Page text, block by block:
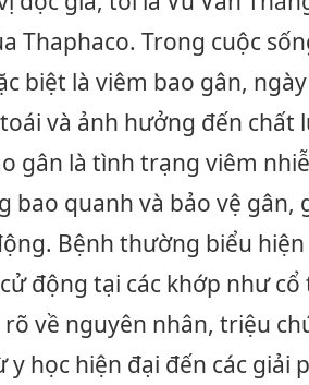
Thaphaco. Trong cuộc
biệt là viêm bao gân,
và ảnh hưởng đến chất
gân là tình trạng viêm
bao quanh và bảo vệ
Bệnh thường biểu
động tại các khớp như
rõ về nguyên nhân, triệu
học hiện đại đến các giải